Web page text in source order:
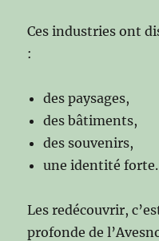
Ces industries ont
:
des paysages,
des bâtiments,
des souvenirs,
une identité forte.
Les redécouvrir,
profonde de